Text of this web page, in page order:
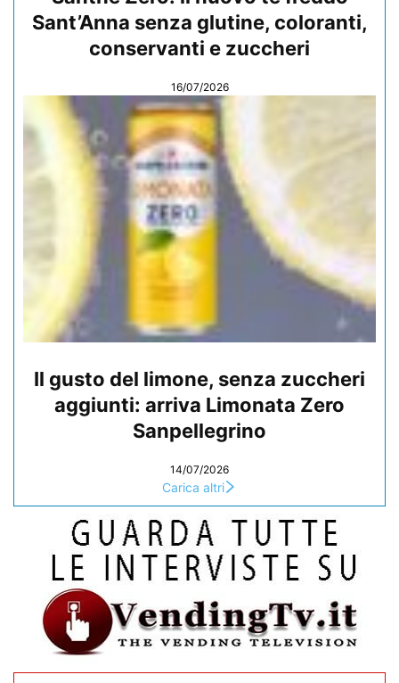
Sant’Anna senza glutine, coloranti,
conservanti e zuccheri
16/07/2026
Il gusto del limone, senza zuccheri
aggiunti: arriva Limonata Zero
Sanpellegrino
14/07/2026
Carica altri